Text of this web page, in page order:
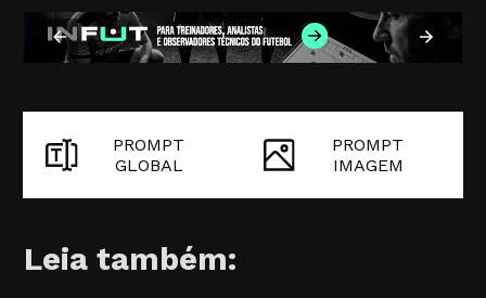
PROMPT
GLOBAL
PROMPT
IMAGEM
Leia também: